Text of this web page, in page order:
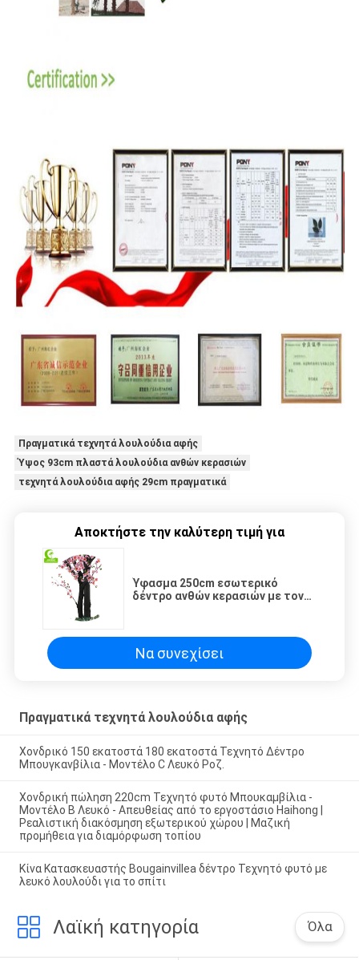
Πραγματικά τεχνητά λουλούδια αφής
Ύψος 93cm πλαστά λουλούδια ανθών κερασιών
τεχνητά λουλούδια αφής 29cm πραγματικά
Αποκτήστε την καλύτερη τιμή για
Ύφασμα 250cm εσωτερικό
δέντρο ανθών κερασιών με τον
Να συνεχίσει
Πραγματικά τεχνητά λουλούδια αφής
Χονδρικό 150 εκατοστά 180 εκατοστά Τεχνητό Δέντρο
Μπουγκανβίλια - Μοντέλο C Λευκό Ροζ.
Χονδρική πώληση 220cm Τεχνητό φυτό Μπουκαμβίλια -
Μοντέλο B Λευκό - Απευθείας από το εργοστάσιο Haihong |
Ρεαλιστική διακόσμηση εξωτερικού χώρου | Μαζική
προμήθεια για διαμόρφωση τοπίου
Κίνα Κατασκευαστής Bougainvillea δέντρο Τεχνητό φυτό με
λευκό λουλούδι για το σπίτι
Λαϊκή κατηγορία Όλα